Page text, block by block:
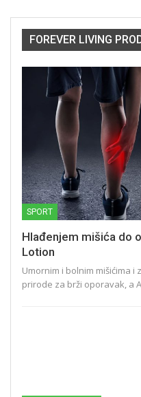
FOREVER LIVING
SPORT
Hlađenjem mišića do
Lotion
Umornim i bolnim mišićima
prirode za brži oporavak, a